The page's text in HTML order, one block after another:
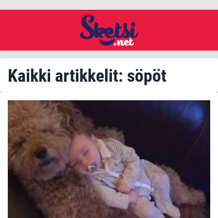
Kaikki artikkelit: söpöt